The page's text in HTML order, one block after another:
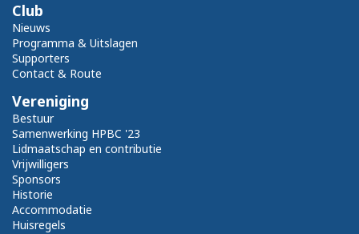
Club
Nieuws
Programma & Uitslagen
Supporters
Contact & Route
Vereniging
Bestuur
Samenwerking HPBC '23
Lidmaatschap en contributie
Vrijwilligers
Sponsors
Historie
Accommodatie
Huisregels